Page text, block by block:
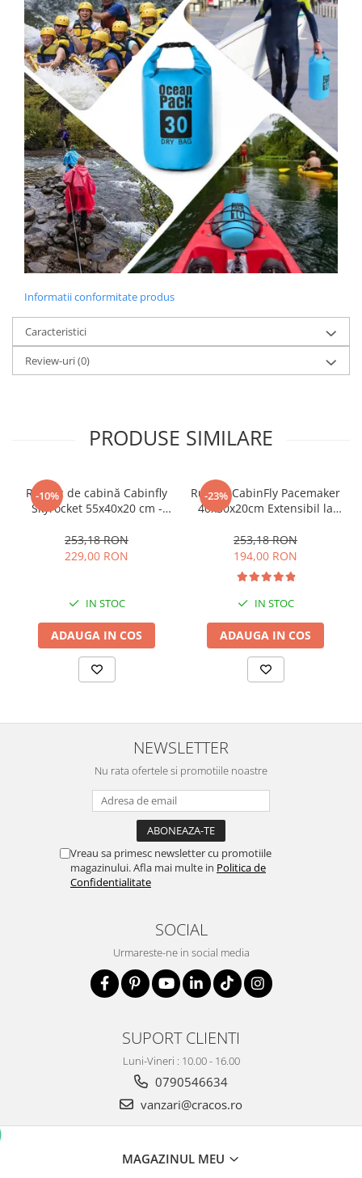
Informatii conformitate produs
Caracteristici
Review-uri(0)
PRODUSE SIMILARE
-10%
Rucsac de cabină Cabinfly
Skyrocket 55x40x20 cm -
Wizzair , bagaj de mana
gratuit TAROM sau DanAir,-
253,18 RON
229,00 RON
IN STOC
ADAUGA IN COS
-23%
Rucsac CabinFly Pacemaker
40x30x20cm Extensibil la
Cabină Gratuit Wizz Air sau
Ryanair, 24–30L, Negru
253,18 RON
194,00 RON
IN STOC
ADAUGA IN COS
NEWSLETTER
Nu rata ofertele si promotiile noastre
Vreau sa primesc newsletter cu promotiile
magazinului. Afla mai multe in Politica de
Confidentialitate
SOCIAL
Urmareste-ne in social media
SUPORT CLIENTI
Luni-Vineri : 10.00 - 16.00
0790546634
vanzari@cracos.ro
MAGAZINUL MEU